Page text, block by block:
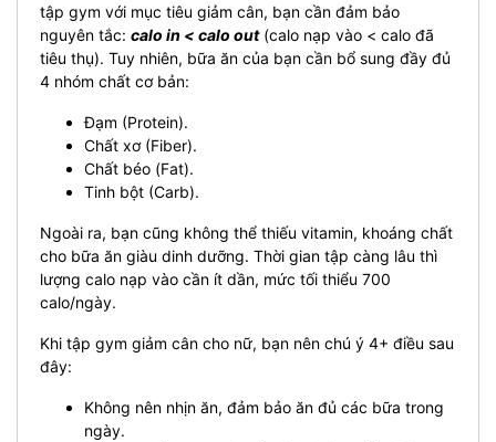
tập gym với mục tiêu giảm cân, bạn cần đảm bảo
nguyên tắc: calo in < calo out(calo nạp vào < calo đã
tiêu thụ). Tuy nhiên, bữa ăn của bạn cần bổ sung đầy đủ
4 nhóm chất cơ bản:
Đạm (Protein).
Chất xơ (Fiber).
Chất béo (Fat).
Tinh bột (Carb).
Ngoài ra, bạn cũng không thể thiếu vitamin, khoáng chất
cho bữa ăn giàu dinh dưỡng. Thời gian tập càng lâu thì
lượng calo nạp vào cần ít dần, mức tối thiểu 700
calo/ngày.
Khi tập gym giảm cân cho nữ, bạn nên chú ý 4+ điều sau
đây:
Không nên nhịn ăn, đảm bảo ăn đủ các bữa trong
ngày.